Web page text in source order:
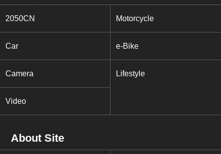
2050CN Motorcycle
Car e-Bike
Camera Lifestyle
Video
About Site